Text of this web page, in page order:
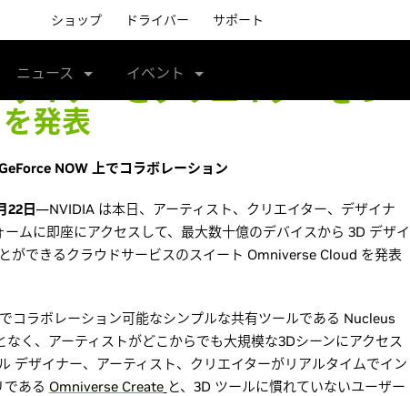
ショップ ドライバー サポート
ニュース イベント
イナーとクリエイターをつ
発表
NOW 上でコラボレーション
22日—NVIDIA は本日、アーティスト、クリエイター、デザイナ
ムに即座にアクセスして、最大数十億のデバイスから 3D デザイ
ができるクラウドサービスのスイート Omniverse Cloud を発表
コラボレーション可能なシンプルな共有ツールである Nucleus
く、アーティストがどこからでも大規模な3Dシーンにアクセス
デザイナー、アーティスト、クリエイターがリアルタイムでイン
ある Omniverse Create と、3D ツールに慣れていないユーザー